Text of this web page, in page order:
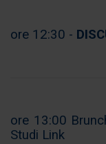
Utilizziamo i
pubblicità e
con altre
ore 12:30 -
ore 13:00
Studi Link